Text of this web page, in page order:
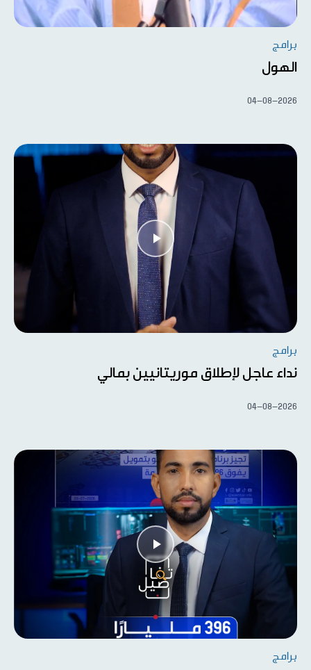
برامج
الهول
04-08-2026
برامج
نداء عاجل لإطلاق موريتانيين بمالي
04-08-2026
برامج